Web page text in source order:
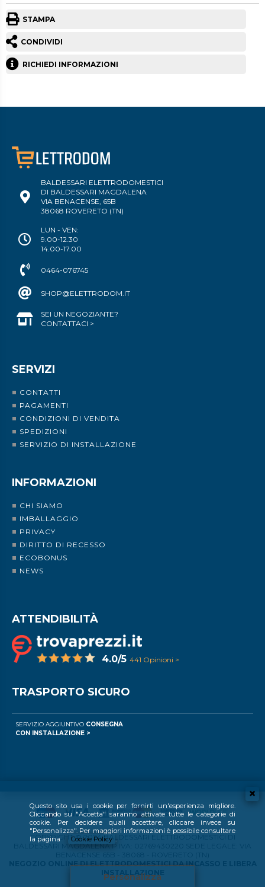
Questo sito usa i cookie per fornirti un'esperienza migliore.
Cliccando su "Accetta" saranno attivate tutte le categorie di
cookie. Per decidere quali accettare, cliccare invece su
"Personalizza". Per maggiori informazioni è possibile consultare
la pagina
Cookie Policy .
Personalizza
STAMPA
CONDIVIDI
RICHIEDI INFORMAZIONI
BALDESSARI ELETTRODOMESTICI
DI BALDESSARI MAGDALENA
VIA BENACENSE, 65B
38068 ROVERETO (TN)
LUN - VEN:
9.00-12.30
14.00-17.00
0464-076745
SHOP@ELETTRODOM.IT
SEI UN NEGOZIANTE?
CONTATTACI >
SERVIZI
CONTATTI
PAGAMENTI
CONDIZIONI DI VENDITA
SPEDIZIONI
SERVIZIO DI INSTALLAZIONE
INFORMAZIONI
CHI SIAMO
IMBALLAGGIO
PRIVACY
DIRITTO DI RECESSO
ECOBONUS
NEWS
ATTENDIBILITÀ
4.0/5 441 Opinioni >
TRASPORTO SICURO
SERVIZIO AGGIUNTIVO CONSEGNA
CON INSTALLAZIONE >
COPYRIGHT © 2024 BALDESSARI ELETTRODOMESTICI DI
BALDESSARI MAGDALENA P.IVA: 02769430220 SEDE LEGALE: VIA
NEGOZIO ONLINE DI ELETTRODOMESTICI DA INCASSO E LIBERA
INSTALLAZIONE